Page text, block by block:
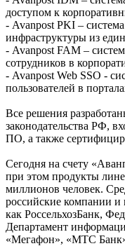
доступом к
- Avanpost PKI –
инфраструктуры из
- Avanpost FAM –
сотрудников в
- Avanpost Web SSO -
пользователей в
Все решения
законодательства РФ,
ПО, а также
Сегодня на счету
при этом продукты
миллионов человек.
российские компании и
как РоссельхозБанк,
Департамент
«Мегафон», «МТС